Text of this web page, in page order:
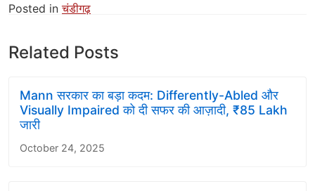
Posted inचंडीगढ़
Related Posts
Mann सरकार का बड़ा कदम: Differently-Abled और
Visually Impaired को दी सफर की आज़ादी, ₹85 Lakh
जारी
October 24, 2025